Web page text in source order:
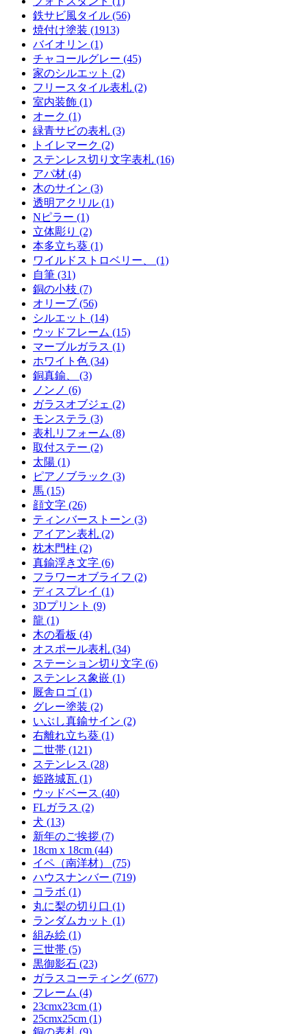
鉄サビ風タイル (56)
焼付け塗装 (1913)
バイオリン (1)
チャコールグレー (45)
家のシルエット (2)
フリースタイル表札 (2)
室内装飾 (1)
オーク (1)
緑青サビの表札 (3)
トイレマーク (2)
ステンレス切り文字表札 (16)
アパ材 (4)
木のサイン (3)
透明アクリル (1)
Nピラー (1)
立体彫り (2)
本多立ち葵 (1)
ワイルドストロベリー、 (1)
自筆 (31)
銅の小枝 (7)
オリーブ (56)
シルエット (14)
ウッドフレーム (15)
マーブルガラス (1)
ホワイト色 (34)
銅真鍮、 (3)
ノンノ (6)
ガラスオブジェ (2)
モンステラ (3)
表札リフォーム (8)
取付ステー (2)
太陽 (1)
ピアノブラック (3)
馬 (15)
顔文字 (26)
ティンバーストーン (3)
アイアン表札 (2)
枕木門柱 (2)
真鍮浮き文字 (6)
フラワーオブライフ (2)
ディスプレイ (1)
3Dプリント (9)
龍 (1)
木の看板 (4)
オスポール表札 (34)
ステーション切り文字 (6)
ステンレス象嵌 (1)
厩舎ロゴ (1)
グレー塗装 (2)
いぶし真鍮サイン (2)
右離れ立ち葵 (1)
二世帯 (121)
ステンレス (28)
姫路城瓦 (1)
ウッドベース (40)
FLガラス (2)
犬 (13)
新年のご挨拶 (7)
18cm x 18cm (44)
イペ（南洋材） (75)
ハウスナンバー (719)
コラボ (1)
丸に梨の切り口 (1)
ランダムカット (1)
組み絵 (1)
三世帯 (5)
黒御影石 (23)
ガラスコーティング (677)
フレーム (4)
23cmx23cm (1)
25cmx25cm (1)
銅の表札 (9)